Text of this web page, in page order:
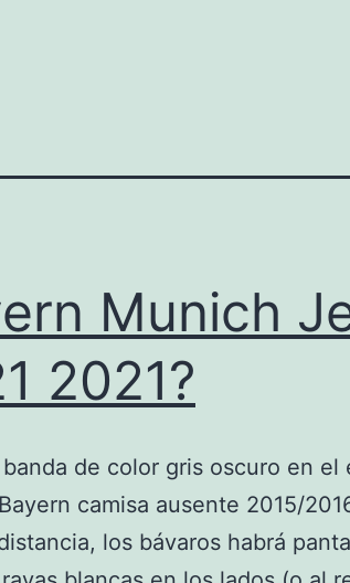
Munich
2021?
de color gris oscuro en el
camisa ausente 2015/
los bávaros habrá